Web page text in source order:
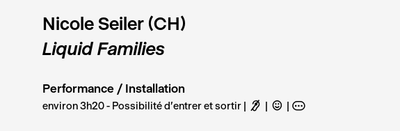
Nicole Seiler (CH)
Liquid Families
Performance / Installation
environ 3h20 - Possibilité d'entrer et sortir F C A